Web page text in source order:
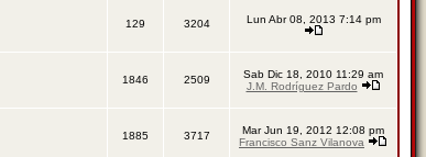
129 3204 Lun Abr 08, 2013 7:14 pm
1846 2509
Sab Dic 18, 2010 11:29 am
J.M. Rodríguez Pardo
1885 3717
Mar Jun 19, 2012 12:08 pm
Francisco Sanz Vilanova